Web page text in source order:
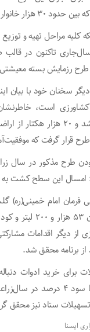
خانوار توزیع می‌شود.
کلیه مراحل تهیه و
سخنان خود با بیان
است،
۱۳۹۹و۱۴۰۰ آغاز شد و
قرار گرفت که
هکتار افزایش یافته که عاملی بر افزایش حمایت‌ها شده است.
برای خرید ادوات
ستاد نیز محقق
ایسنا